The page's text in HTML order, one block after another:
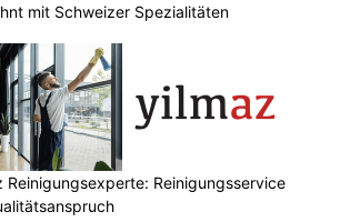
mit Schweizer Spezialitäten
Reinigungsexperte: Reinigungsservice